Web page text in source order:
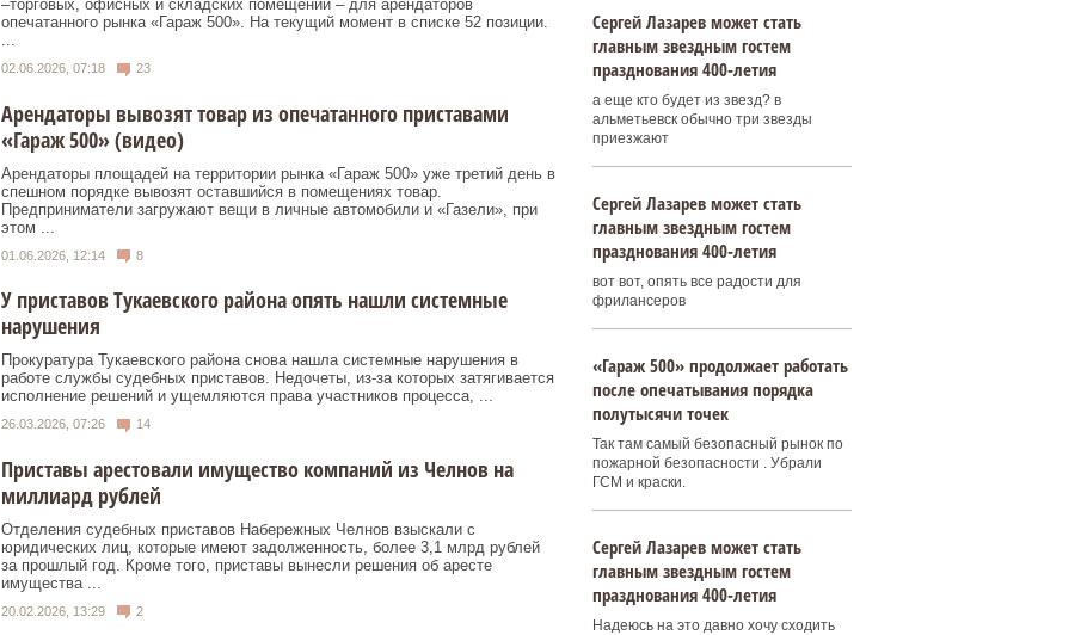
–торговых, офисных и складских помещений – для арендаторов
опечатанного рынка «Гараж 500». На текущий момент в списке 52 позиции.
...
02.06.2026, 07:18 23
Арендаторы вывозят товар из опечатанного приставами
«Гараж 500» (видео)
Арендаторы площадей на территории рынка «Гараж 500» уже третий день в
спешном порядке вывозят оставшийся в помещениях товар.
Предприниматели загружают вещи в личные автомобили и «Газели», при
этом ...
01.06.2026, 12:14 8
У приставов Тукаевского района опять нашли системные
нарушения
Прокуратура Тукаевского района снова нашла системные нарушения в
работе службы судебных приставов. Недочеты, из-за которых затягивается
исполнение решений и ущемляются права участников процесса, ...
26.03.2026, 07:26 14
Приставы арестовали имущество компаний из Челнов на
миллиард рублей
Отделения судебных приставов Набережных Челнов взыскали с
юридических лиц, которые имеют задолженность, более 3,1 млрд рублей
за прошлый год. Кроме того, приставы вынесли решения об аресте
имущества ...
20.02.2026, 13:29 2
Сергей Лазарев может стать
главным звездным гостем
празднования 400‑летия
а еще кто будет из звезд? в
альметьевск обычно три звезды
приезжают
Сергей Лазарев может стать
главным звездным гостем
празднования 400‑летия
вот вот, опять все радости для
фрилансеров
«Гараж 500» продолжает работать
после опечатывания порядка
полутысячи точек
Так там самый безопасный рынок по
пожарной безопасности . Убрали
ГСМ и краски.
Сергей Лазарев может стать
главным звездным гостем
празднования 400‑летия
Надеюсь на это давно хочу сходить